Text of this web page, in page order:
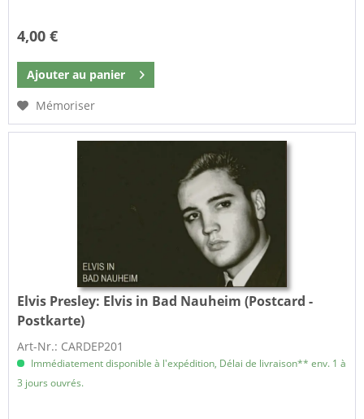
4,00 €
Ajouter au panier
Mémoriser
Elvis Presley: Elvis in Bad Nauheim (Postcard -
Postkarte)
Art-Nr.: CARDEP201
Immédiatement disponible à l'expédition, Délai de livraison** env. 1 à
3 jours ouvrés.